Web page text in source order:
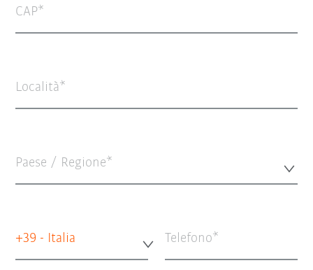
CAP
Località
Paese / Regione*
+39 - Italia Telefono